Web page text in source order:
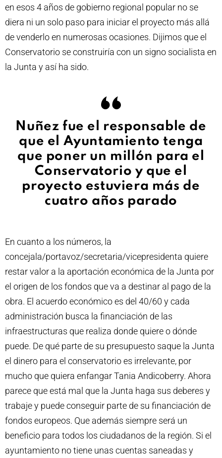
en esos 4 años de gobierno regional popular no se
diera ni un solo paso para iniciar el proyecto más allá
de venderlo en numerosas ocasiones. Dijimos que el
Conservatorio se construiría con un signo socialista en
la Junta y así ha sido.
Nuñez fue el responsable de
que el Ayuntamiento tenga
que poner un millón para el
Conservatorio y que el
proyecto estuviera más de
cuatro años parado
En cuanto a los números, la
concejala/portavoz/secretaria/vicepresidenta quiere
restar valor a la aportación económica de la Junta por
el origen de los fondos que va a destinar al pago de la
obra. El acuerdo económico es del 40/60 y cada
administración busca la financiación de las
infraestructuras que realiza donde quiere o dónde
puede. De qué parte de su presupuesto saque la Junta
el dinero para el conservatorio es irrelevante, por
mucho que quiera enfangar Tania Andicoberry. Ahora
parece que está mal que la Junta haga sus deberes y
trabaje y puede conseguir parte de su financiación de
fondos europeos. Que además siempre será un
beneficio para todos los ciudadanos de la región. Si el
ayuntamiento no tiene unas cuentas saneadas y